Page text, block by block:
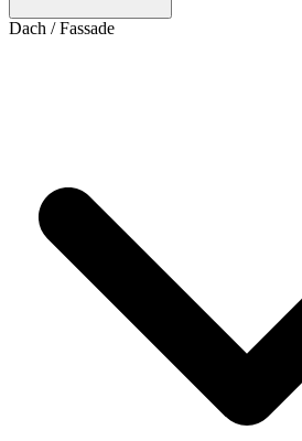
Dach / Fassade